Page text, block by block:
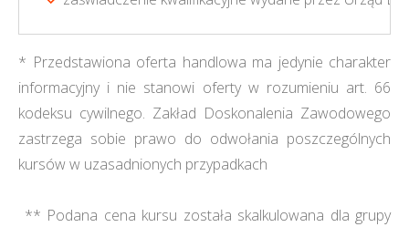
* Przedstawiona oferta handlowa ma jedynie charakter
informacyjny i nie stanowi oferty w rozumieniu art. 66
kodeksu cywilnego. Zakład Doskonalenia Zawodowego
zastrzega sobie prawo do odwołania poszczególnych
kursów w uzasadnionych przypadkach
** Podana cena kursu została skalkulowana dla grupy